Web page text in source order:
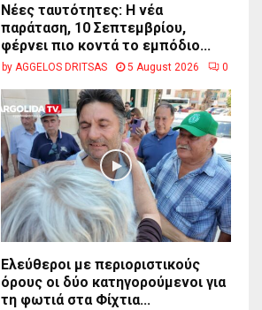
Νέες ταυτότητες: Η νέα
παράταση, 10 Σεπτεμβρίου,
φέρνει πιο κοντά το εμπόδιο...
by AGGELOS DRITSAS 5 August 2026 0
Ελεύθεροι με περιοριστικούς
όρους οι δύο κατηγορούμενοι για
τη φωτιά στα Φίχτια...